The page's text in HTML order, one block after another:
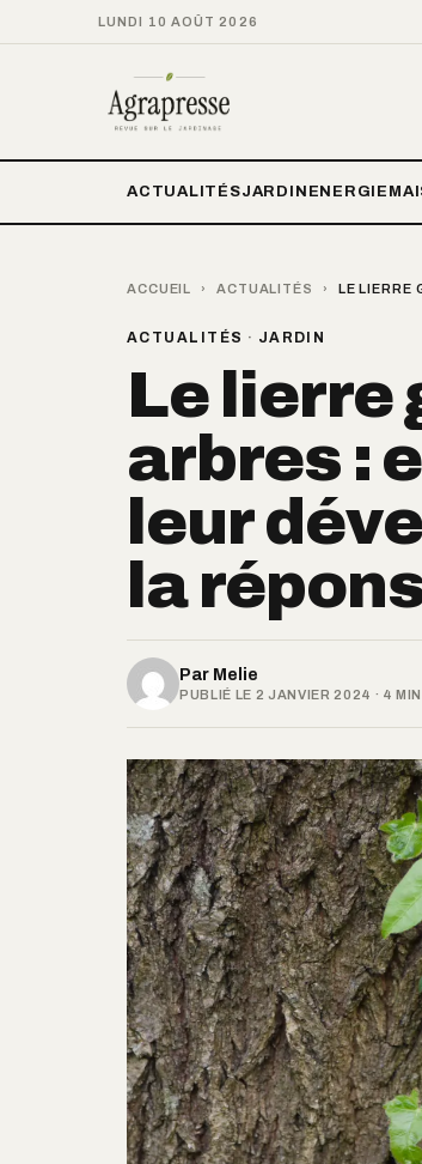
LUNDI 10 AOÛT 2026
ACTUALITÉSJARDIN ENERGIE
ACCUEIL › ACTUALITÉS › LE LIERRE
ACTUALITÉS · JARDIN
Le lierre
arbres :
leur
la
Par Melie
PUBLIÉ LE 2 JANVIER 2024 · 4